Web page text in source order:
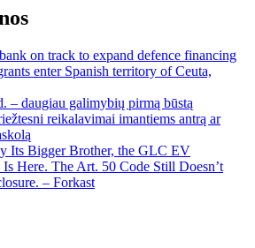
on track to expand defence financing
enter Spanish territory of Ceuta,
– daugiau galimybių pirmą būstą
reikalavimai imantiems antrą ar
Its Bigger Brother, the GLC EV
Here. The Art. 50 Code Still Doesn’t
– Forkast